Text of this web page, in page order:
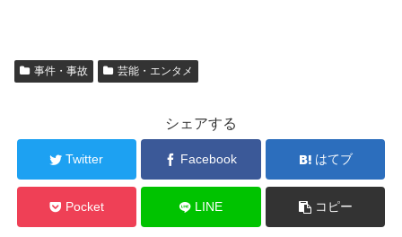
事件・事故 芸能・エンタメ
シェアする
Twitter Facebook はてブ
Pocket LINE コピー